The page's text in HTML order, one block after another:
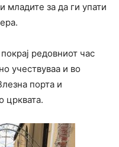
младите за да ги упати
редовниот час
учествуваа и во
порта и
црквата.